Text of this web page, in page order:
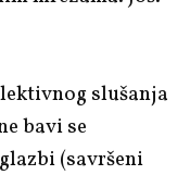
slušanja
bavi se
(savršeni